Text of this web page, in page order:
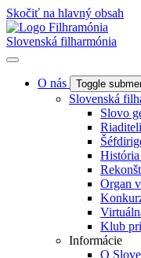
Skočiť na hlavný obsah
Slovenská filharmónia
O nás Toggle
Slovenská
Slovo
Organ
Klub
Informácie
O